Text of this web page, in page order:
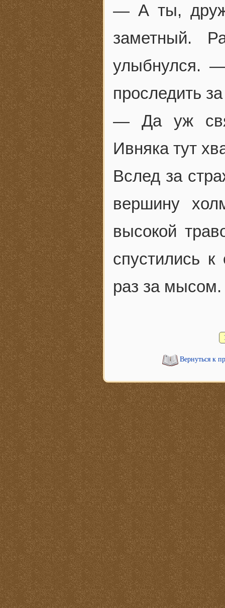
— А ты,
заметный.
улыбнулся.
проследить
— Да уж
Ивняка тут
Вслед за
вершину
высокой
спустились
раз за мысом.
Вернуться к